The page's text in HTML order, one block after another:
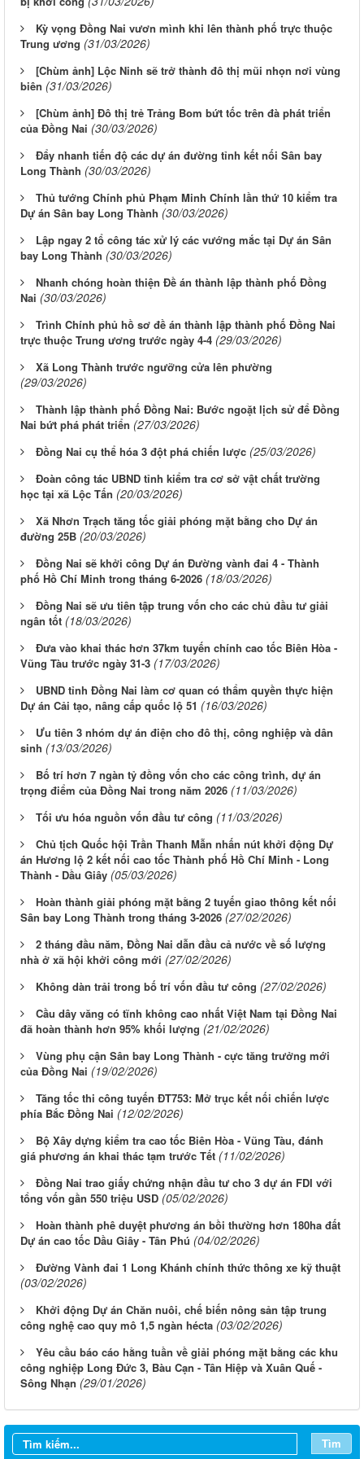
Kỳ vọng Đồng Nai vươn mình khi lên thành phố trực thuộc
Trung ương (31/03/2026)
[Chùm ảnh] Lộc Ninh sẽ trở thành đô thị mũi nhọn nơi vùng
biên (31/03/2026)
[Chùm ảnh] Đô thị trẻ Trảng Bom bứt tốc trên đà phát triển
của Đồng Nai (30/03/2026)
Đẩy nhanh tiến độ các dự án đường tỉnh kết nối Sân bay
Long Thành (30/03/2026)
Thủ tướng Chính phủ Phạm Minh Chính lần thứ 10 kiểm tra
Dự án Sân bay Long Thành (30/03/2026)
Lập ngay 2 tổ công tác xử lý các vướng mắc tại Dự án Sân
bay Long Thành (30/03/2026)
Nhanh chóng hoàn thiện Đề án thành lập thành phố Đồng
Nai (30/03/2026)
Trình Chính phủ hồ sơ đề án thành lập thành phố Đồng Nai
trực thuộc Trung ương trước ngày 4-4 (29/03/2026)
Xã Long Thành trước ngưỡng cửa lên phường
(29/03/2026)
Thành lập thành phố Đồng Nai: Bước ngoặt lịch sử để Đồng
Nai bứt phá phát triển (27/03/2026)
Ðồng Nai cụ thể hóa 3 đột phá chiến lược (25/03/2026)
Đoàn công tác UBND tỉnh kiểm tra cơ sở vật chất trường
học tại xã Lộc Tấn (20/03/2026)
Xã Nhơn Trạch tăng tốc giải phóng mặt bằng cho Dự án
đường 25B (20/03/2026)
Đồng Nai sẽ khởi công Dự án Đường vành đai 4 - Thành
phố Hồ Chí Minh trong tháng 6-2026 (18/03/2026)
Đồng Nai sẽ ưu tiên tập trung vốn cho các chủ đầu tư giải
ngân tốt (18/03/2026)
Đưa vào khai thác hơn 37km tuyến chính cao tốc Biên Hòa -
Vũng Tàu trước ngày 31-3 (17/03/2026)
UBND tỉnh Đồng Nai làm cơ quan có thẩm quyền thực hiện
Dự án Cải tạo, nâng cấp quốc lộ 51 (16/03/2026)
Ưu tiên 3 nhóm dự án điện cho đô thị, công nghiệp và dân
sinh (13/03/2026)
Bố trí hơn 7 ngàn tỷ đồng vốn cho các công trình, dự án
trọng điểm của Đồng Nai trong năm 2026 (11/03/2026)
Tối ưu hóa nguồn vốn đầu tư công (11/03/2026)
Chủ tịch Quốc hội Trần Thanh Mẫn nhấn nút khởi động Dự
án Hương lộ 2 kết nối cao tốc Thành phố Hồ Chí Minh - Long
Thành - Dầu Giây (05/03/2026)
Hoàn thành giải phóng mặt bằng 2 tuyến giao thông kết nối
Sân bay Long Thành trong tháng 3-2026 (27/02/2026)
2 tháng đầu năm, Đồng Nai dẫn đầu cả nước về số lượng
nhà ở xã hội khởi công mới (27/02/2026)
Không dàn trải trong bố trí vốn đầu tư công (27/02/2026)
Cầu dây văng có tĩnh không cao nhất Việt Nam tại Đồng Nai
đã hoàn thành hơn 95% khối lượng (21/02/2026)
Vùng phụ cận Sân bay Long Thành - cực tăng trưởng mới
của Ðồng Nai (19/02/2026)
Tăng tốc thi công tuyến ĐT753: Mở trục kết nối chiến lược
phía Bắc Đồng Nai (12/02/2026)
Bộ Xây dựng kiểm tra cao tốc Biên Hòa - Vũng Tàu, đánh
giá phương án khai thác tạm trước Tết (11/02/2026)
Đồng Nai trao giấy chứng nhận đầu tư cho 3 dự án FDI với
tổng vốn gần 550 triệu USD (05/02/2026)
Hoàn thành phê duyệt phương án bồi thường hơn 180ha đất
Dự án cao tốc Dầu Giây - Tân Phú (04/02/2026)
Đường Vành đai 1 Long Khánh chính thức thông xe kỹ thuật
(03/02/2026)
Khởi động Dự án Chăn nuôi, chế biến nông sản tập trung
công nghệ cao quy mô 1,5 ngàn hécta (03/02/2026)
Yêu cầu báo cáo hằng tuần về giải phóng mặt bằng các khu
công nghiệp Long Đức 3, Bàu Cạn - Tân Hiệp và Xuân Quế -
Sông Nhạn (29/01/2026)
Tìm
Từ ngày 03/8/2026 đến ngày 09/8/2026
Từ ngày 27/7/2026 đến ngày 02/8/2026